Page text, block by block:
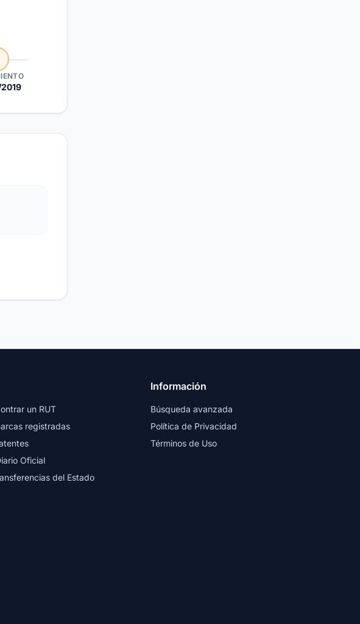
un RUT
registradas
Oficial
del Estado
Información
Búsqueda avanzada
Política de Privacidad
Términos de Uso